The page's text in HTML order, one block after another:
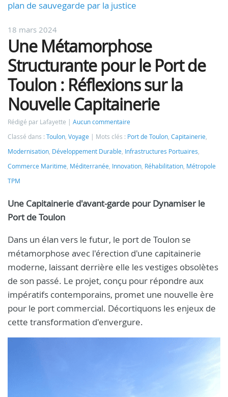
plan de sauvegarde par la justice
18 mars 2024
Une Métamorphose
Structurante pour le Port de
Toulon : Réflexions sur la
Nouvelle Capitainerie
Rédigé par Lafayette
Aucun commentaire
Classé dans : Toulon, Voyage Mots clés : Port de Toulon, Capitainerie,
Modernisation, Développement Durable, Infrastructures Portuaires,
Commerce Maritime, Méditerranée, Innovation, Réhabilitation, Métropole
TPM
Une Capitainerie d'avant-garde pour Dynamiser le
Port de Toulon
Dans un élan vers le futur, le port de Toulon se
métamorphose avec l'érection d'une capitainerie
moderne, laissant derrière elle les vestiges obsolètes
de son passé. Le projet, conçu pour répondre aux
impératifs contemporains, promet une nouvelle ère
pour le port commercial. Décortiquons les enjeux de
cette transformation d'envergure.